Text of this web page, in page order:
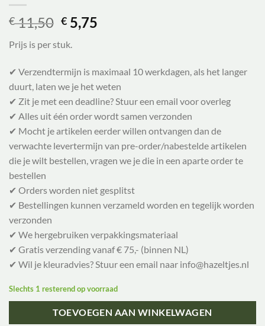
€11,50 Oorspronkelijke
prijs
was:
€ 11,50.
€ 5,75
€ 5,75.
Prijs is per stuk.
✔ Verzendtermijn is maximaal 10 werkdagen, als het langer
duurt, laten we je het weten
✔ Zit je met een deadline? Stuur een email voor overleg
✔ Alles uit één order wordt samen verzonden
✔ Mocht je artikelen eerder willen ontvangen dan de
verwachte levertermijn van pre-order/nabestelde artikelen
die je wilt bestellen, vragen we je die in een aparte order te
bestellen
✔ Orders worden niet gesplitst
✔ Bestellingen kunnen verzameld worden en tegelijk worden
verzonden
✔ We hergebruiken verpakkingsmateriaal
✔ Gratis verzending vanaf € 75,- (binnen NL)
✔ Wil je kleuradvies? Stuur een email naar info@hazeltjes.nl
Slechts 1 resterend op voorraad
TOEVOEGEN AAN WINKELWAGEN